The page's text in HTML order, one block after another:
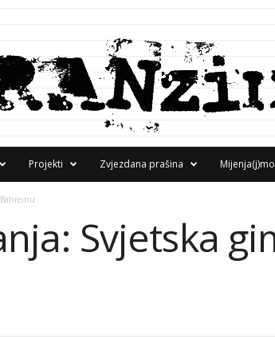
Projekti Zvjezdana prašina
Svjetska